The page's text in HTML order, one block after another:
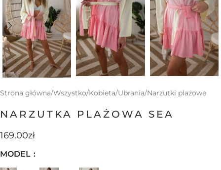
Strona główna/Wszystko/Kobieta/Ubrania/Narzutki plażowe
NARZUTKA PLAŻOWA SEA
169.00zł
MODEL